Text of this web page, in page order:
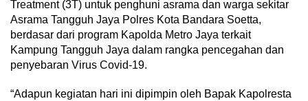
Treatment (3T) untuk penghuni asrama dan warga sekitar
Asrama Tangguh Jaya Polres Kota Bandara Soetta,
berdasar dari program Kapolda Metro Jaya terkait
Kampung Tangguh Jaya dalam rangka pencegahan dan
penyebaran Virus Covid-19.
“Adapun kegiatan hari ini dipimpin oleh Bapak Kapolresta